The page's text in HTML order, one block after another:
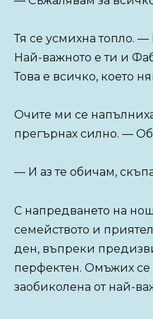
Тя се усмихна топло.
Най-важното е ти и
Това е всичко, което
Очите ми се
прегърнах силно. —
— И аз те обичам,
С напредването на
семейството и
ден, въпреки
перфектен. Омъжих се
заобиколена от най-